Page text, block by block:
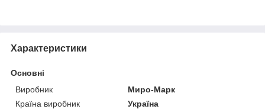
Характеристики
Основні
Виробник
Миро-Марк
Країна виробник
Україна